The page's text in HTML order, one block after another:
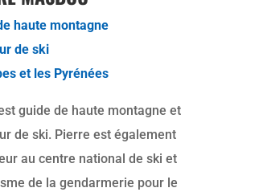
haute montagne
de ski
et les Pyrénées
guide de haute montagne et
de ski. Pierre est également
au centre national de ski et
de la gendarmerie pour le